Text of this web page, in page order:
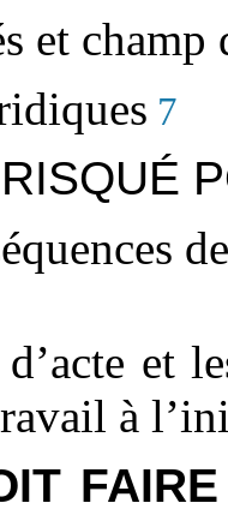
et champ
7
et
à
FAIRE